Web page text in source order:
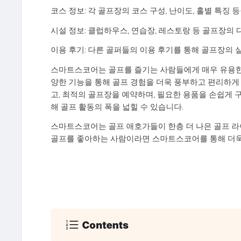
코스 정보: 각 골프장의 코스 구성, 난이도, 홀별 특징
시설 정보: 클럽하우스, 연습장, 레스토랑 등 골프장의
이용 후기: 다른 골퍼들의 이용 후기를 통해 골프장의
스마트스코어는 골프를 즐기는 사람들에게 매우 유용
양한 기능을 통해 골프 경험을 더욱 풍부하고 편리하
고, 최적의 골프장을 예약하며, 필요한 용품을 손쉽게
해 골프 활동의 폭을 넓힐 수 있습니다.
스마트스코어는 골프 애호가들이 한층 더 나은 골프
골프를 좋아하는 사람이라면 스마트스코어를 통해 더
Contents